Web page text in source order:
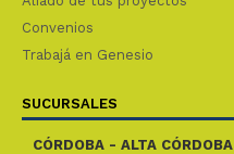
Convenios
Trabajá en Genesio
SUCURSALES
CÓRDOBA - ALTA CÓRDOBA